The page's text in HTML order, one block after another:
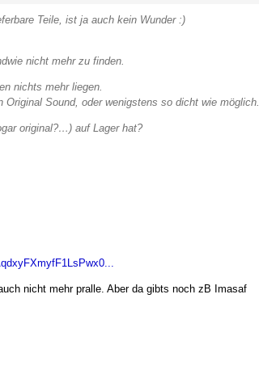
Teile, ist ja auch kein Wunder :)
nicht mehr zu finden.
nichts mehr liegen.
Sound, oder wenigstens so dicht wie möglich.
original?…) auf Lager hat?
nicht mehr pralle. Aber da gibts noch zB Imasaf